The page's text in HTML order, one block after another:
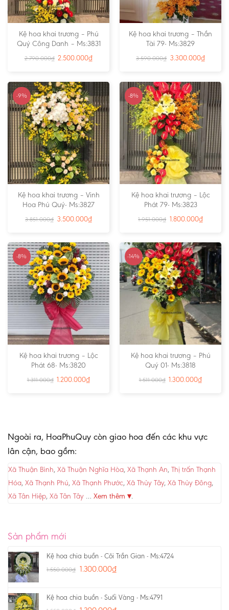
Kệ hoa khai trương – Phú
Quý Công Danh – Ms:3831
2.790.000₫ 2.500.000₫
Kệ hoa khai trương – Thần
Tài 79- Ms:3829
3.590.000₫ 3.300.000₫
-9%
Kệ hoa khai trương – Vinh
Hoa Phú Quý- Ms:3827
3.851.000₫ 3.500.000₫
-8%
Kệ hoa khai trương – Lộc
Phát 79- Ms:3823
1.951.000₫ 1.800.000₫
-8%
Kệ hoa khai trương – Lộc
Phát 68- Ms:3820
1.311.000₫ 1.200.000₫
-14%
Kệ hoa khai trương – Phú
Quý 01- Ms:3818
1.511.000₫ 1.300.000₫
Ngoài ra, HoaPhuQuy còn giao hoa đến các khu vực
lân cận, bao gồm:
Xã Thuận Bình, Xã Thuận Nghĩa Hòa, Xã Thạnh An, Thị trấn Thạnh
Hóa, Xã Thạnh Phú, Xã Thạnh Phước, Xã Thủy Tây, Xã Thủy Đông,
Xã Tân Hiệp, Xã Tân Tây … Xem thêm ▾.
Sản phẩm mới
Kệ hoa chia buồn - Cõi Trần Gian - Ms:4724
1.550.000₫ 1.300.000₫
Kệ hoa chia buồn - Suối Vàng - Ms:4791